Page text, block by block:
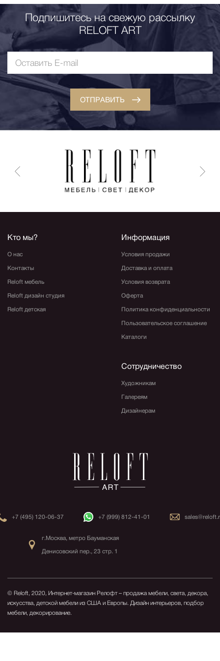
Подпишитесь на свежую рассылку
RELOFT ART
ОТПРАВИТЬ
Кто мы?
О нас
Контакты
Reloft мебель
Reloft дизайн студия
Reloft детская
Информация
Условия продажи
Доставка и оплата
Условия возврата
Оферта
Политика конфиденциальности
Пользовательское соглашение
Каталоги
Сотрудничество
Художникам
Галереям
Дизайнерам
+7 (495) 120-06-37 +7 (999) 812-41-01
г.Москва, метро Бауманская
Денисовский пер., 23 стр. 1
© Reloft, 2020, Интернет-магазин Релофт – продажа мебели, света, декора,
искусства, детской мебели из США и Европы. Дизайн интерьеров, подбор
мебели, декорирование.